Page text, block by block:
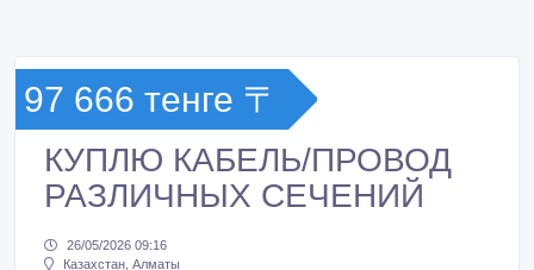
97 666 тенге 〒
КУПЛЮ КАБЕЛЬ/ПРОВОД
РАЗЛИЧНЫХ СЕЧЕНИЙ
26/05/2026 09:16
Казахстан, Алматы